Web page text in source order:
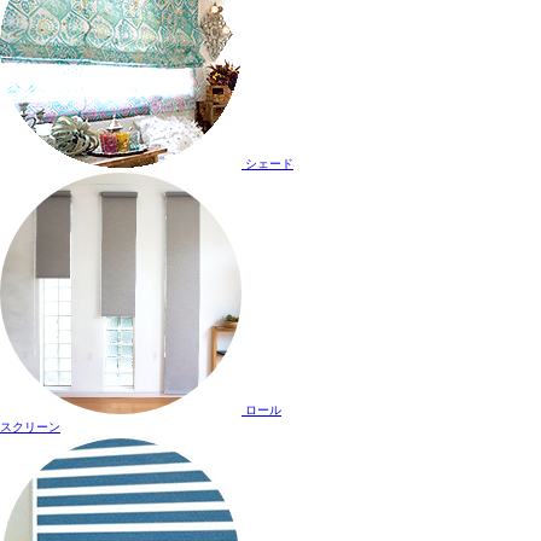
シェード
ロール
スクリーン